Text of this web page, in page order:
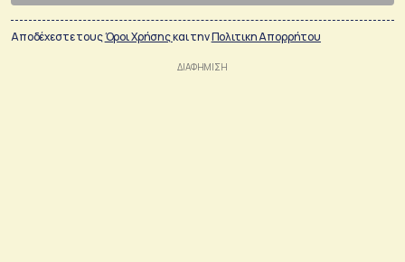
Αποδέχεστε τουςΌροι Χρήσηςκαι τηνΠολιτικη Απορρήτου